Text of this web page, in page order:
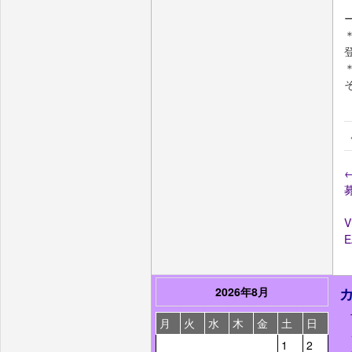
2026年8月
月
火 水 木 金 土
日
1
2